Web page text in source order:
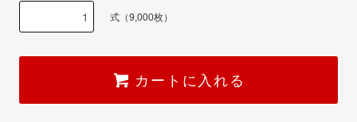
式（9,000枚）
カートに入れる